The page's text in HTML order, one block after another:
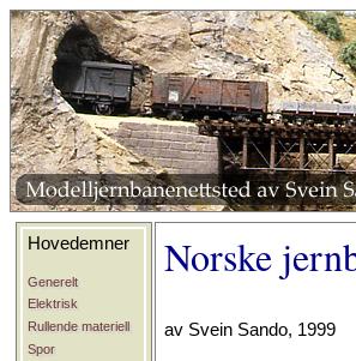
Hovedemner
Generelt
Elektrisk
Rullende materiell
Spor
Norske
av Svein Sando, 1999